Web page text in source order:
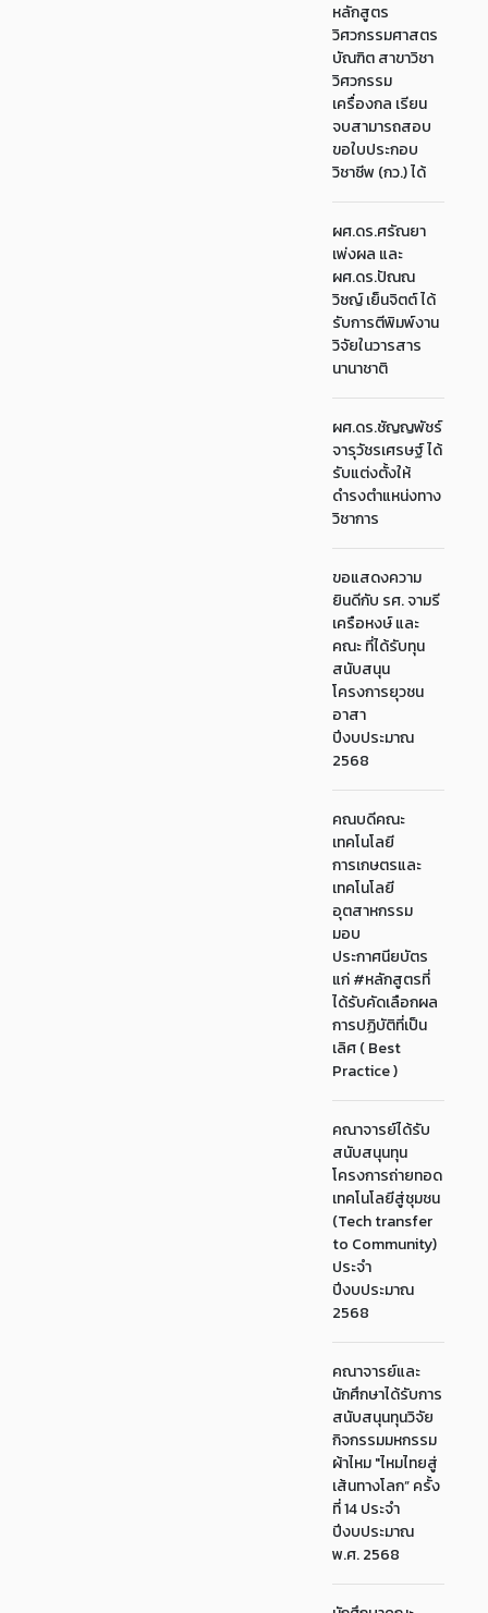
หลักสูตร
วิศวกรรมศาสตร
บัณฑิต สาขาวิชา
วิศวกรรม
เครื่องกล เรียน
จบสามารถสอบ
ขอใบประกอบ
วิชาชีพ (กว.) ได้
ผศ.ดร.ศรัณยา
เพ่งผล และ
ผศ.ดร.ปัณณ
วิชญ์ เย็นจิตต์ ได้
รับการตีพิมพ์งาน
วิจัยในวารสาร
นานาชาติ
ผศ.ดร.ชัญญพัชร์
จารุวัชรเศรษฐ์ ได้
รับแต่งตั้งให้
ดำรงตำแหน่งทาง
วิชาการ
ขอแสดงความ
ยินดีกับ รศ. จามรี
เครือหงษ์ และ
คณะ ที่ได้รับทุน
สนับสนุน
โครงการยุวชน
อาสา
ปีงบประมาณ
2568
คณบดีคณะ
เทคโนโลยี
การเกษตรและ
เทคโนโลยี
อุตสาหกรรม
มอบ
ประกาศนียบัตร
แก่ #หลักสูตรที่
ได้รับคัดเลือกผล
การปฏิบัติที่เป็น
เลิศ ( Best
Practice )
คณาจารย์ได้รับ
สนับสนุนทุน
โครงการถ่ายทอด
เทคโนโลยีสู่ชุมชน
(Tech transfer
to Community)
ประจำ
ปีงบประมาณ
2568
คณาจารย์และ
นักศึกษาได้รับการ
สนับสนุนทุนวิจัย
กิจกรรมมหกรรม
ผ้าไหม "ไหมไทยสู่
เส้นทางโลก” ครั้ง
ที่ 14 ประจำ
ปีงบประมาณ
พ.ศ. 2568